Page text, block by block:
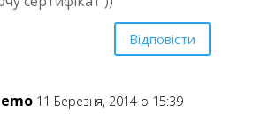
Відповісти
11 Березня, 2014 о 15:39